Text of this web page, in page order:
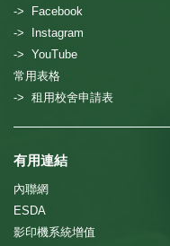
-> Facebook
-> Instagram
-> YouTube
常用表格
-> 租用校舍申請表
有用連結
內聯網
ESDA
影印機系統增值